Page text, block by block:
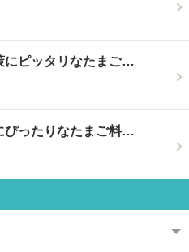
にピッタリなたまご…
ぴったりなたまご料…